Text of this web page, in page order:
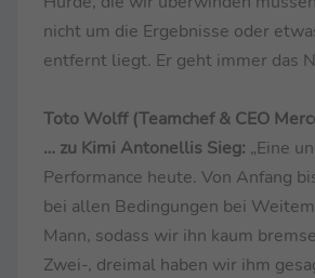
nicht um die Ergebnisse oder
entfernt liegt. Er geht immer das
Toto Wolff (Teamchef & CEO
… zu Kimi Antonellis Sieg: „Eine
Performance heute. Von Anfang
bei allen Bedingungen bei
Mann, sodass wir ihn kaum
Zwei-, dreimal haben wir ihm